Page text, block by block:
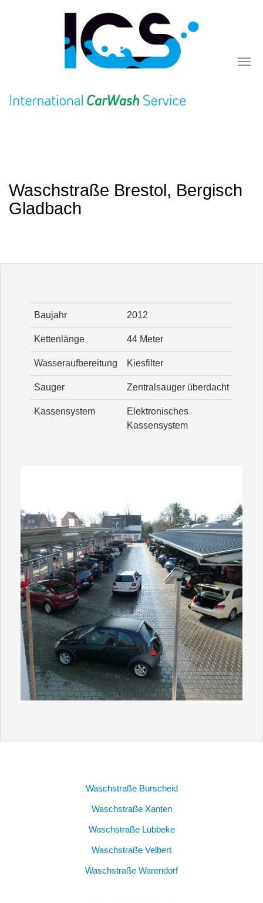
Waschstraße Brestol, Bergisch
Gladbach
Baujahr 2012
Kettenlänge 44 Meter
Wasseraufbereitung Kiesfilter
Sauger Zentralsauger überdacht
Kassensystem
Elektronisches
Kassensystem
Waschstraße Burscheid
Waschstraße Xanten
Waschstraße Lübbeke
Waschstraße Velbert
Waschstraße Warendorf